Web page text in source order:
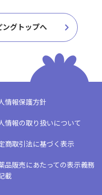
ングトップへ
情報保護方針
情報の取り扱いについて
商取引法に基づく表示
品販売にあたっての表示義務
載